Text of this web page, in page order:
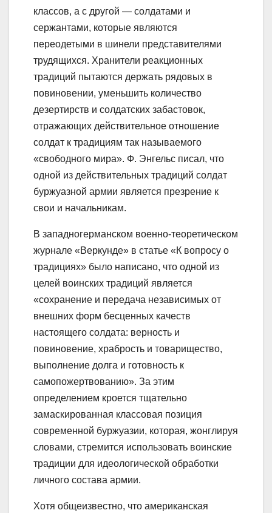
классов, а с другой — солдатами и
сержантами, которые являются
переодетыми в шинели представителями
трудящихся. Хранители реакционных
традиций пытаются держать рядовых в
повиновении, уменьшить количество
дезертирств и солдатских забастовок,
отражающих действительное отношение
солдат к традициям так называемого
«свободного мира». Ф. Энгельс писал, что
одной из действительных традиций солдат
буржуазной армии является презрение к
свои и начальникам.
В западногерманском военно-теоретическом
журнале «Веркунде» в статье «К вопросу о
традициях» было написано, что одной из
целей воинских традиций является
«сохранение и передача независимых от
внешних форм бесценных качеств
настоящего солдата: верность и
повиновение, храбрость и товарищество,
выполнение долга и готовность к
самопожертвованию». За этим
определением кроется тщательно
замаскированная классовая позиция
современной буржуазии, которая, жонглируя
словами, стремится использовать воинские
традиции для идеологической обработки
личного состава армии.
Хотя общеизвестно, что американская